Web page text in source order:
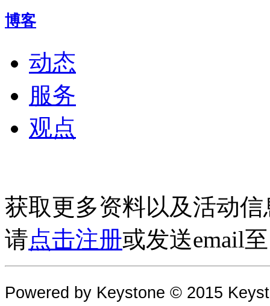
博客
动态
服务
观点
获取更多资料以及活动信
请点击注册或发送email
Powered by Keystone © 2015